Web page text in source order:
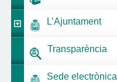
L’Ajuntament
Transparència
Sede electrònica